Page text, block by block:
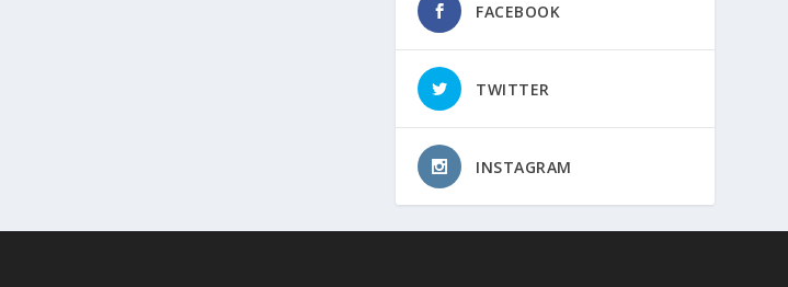
FACEBOOK
TWITTER
INSTAGRAM